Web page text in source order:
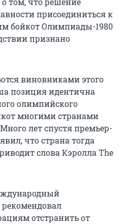
присоединиться к
бойкот Олимпиады-1980
признано
виновниками этого
позиция идентична
олимпийского
многими странами
лет спустя премьер-
что страна тогда
слова Кэролла The
отстранить от